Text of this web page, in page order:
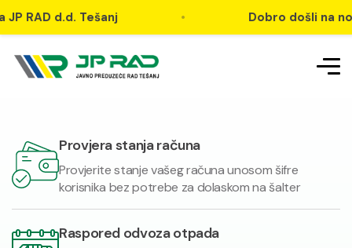
Provjera stanja računa
Provjerite stanje vašeg računa unosom šifre
korisnika bez potrebe za dolaskom na šalter
Raspored odvoza otpada
d.d. Tešanj Dobro došli na novu